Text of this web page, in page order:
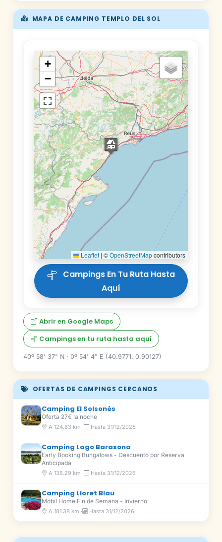
MAPA DE CAMPING TEMPLO DEL SOL
+
−
Leaflet | ©OpenStreetMapcontributors
Aquí
Abrir en Google Maps
Campings en tu ruta hasta aquí
40º 58' 37" N · 0º 54' 4" E (40.9771, 0.90127)
OFERTAS DE CAMPINGS CERCANOS
Camping El Solsonés
Oferta 27€ la noche
A 124.83 km · Hasta 31/12/2026
Camping Lago Barasona
Early Booking Bungalows - Descuento por Reserva
Anticipada
A 138.29 km · Hasta 31/12/2026
Camping Lloret Blau
Mobil Home Fin de Semana - Invierno
A 181.38 km · Hasta 31/12/2026